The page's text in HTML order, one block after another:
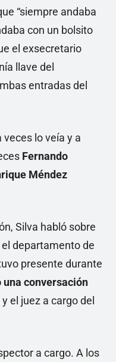
“siempre andaba
con un bolsito
el exsecretario
llave del
entradas del
veces lo veía y a
Fernando
Méndez
Silva habló sobre
departamento de
presente durante
una conversación
el juez a cargo del
a cargo. A los